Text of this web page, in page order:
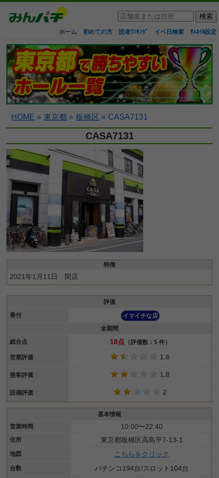
ホーム 初めての方 読者ﾗﾝｷﾝｸﾞ イベ日検索 ｻﾑﾈｲﾙ設定
HOME » 東京都 » 板橋区 » CASA7131
CASA7131
特徴
2021年1月11日 閉店
評価
番付
イマイチな店
全期間
総合点
18点 （評価数：5 件）
営業評価 1.6
接客評価 1.8
設備評価 2
基本情報
営業時間
10:00〜22:40
住所 東京都板橋区高島平7-13-1
地図 こちらをクリック
台数 パチンコ194台/スロット104台